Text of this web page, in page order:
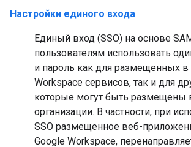
Настройки единого входа
Единый вход (SSO) на основе
пользователям использовать
и пароль как для размещенных в
Workspace сервисов, так и для
которые могут быть размещены
организации. В частности, при
SSO размещенное веб-
Google Workspace,